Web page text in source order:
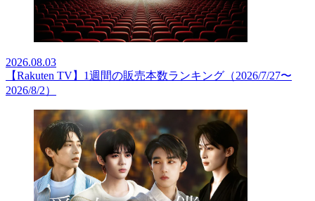
2026.08.03
【Rakuten TV】1週間の販売本数ランキング（2026/7/27〜
2026/8/2）